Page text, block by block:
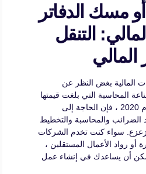
مسك الدفاتر
التنقل
المالي
المالية بغض النظر عن
المحاسبة التي بلغت قيمتها
544.06 مليار دولار في عام 2020 ، فإن الحاجة إلى
الضرائب والمحاسبة والتخطيط
سواء كنت تخدم الشركات
أو رواد الأعمال المستقلين ،
أن يساعدك في إنشاء عمل